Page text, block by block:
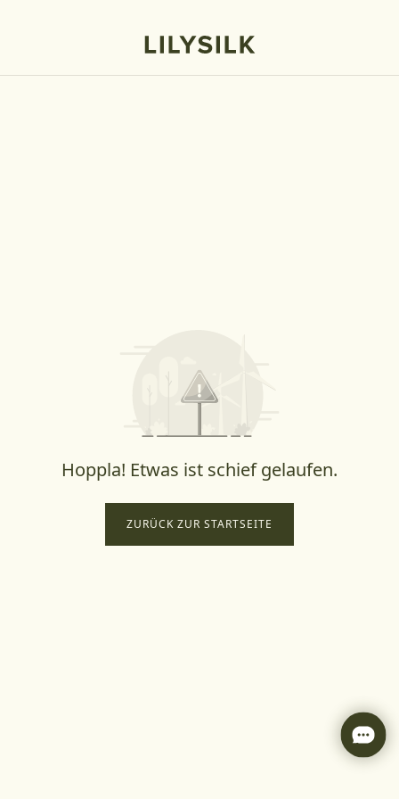
Hoppla! Etwas ist schief gelaufen.
ZURÜCK ZUR STARTSEITE